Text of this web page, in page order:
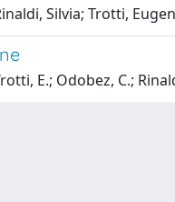
Silvia; Trotti,
E.; Odobez, C.;